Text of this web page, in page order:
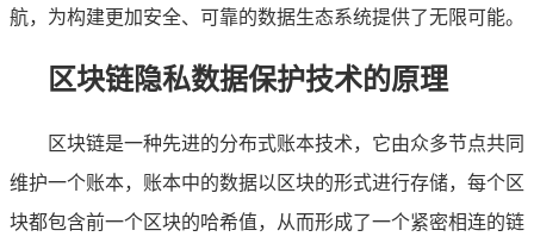
航，为构建更加安全、可靠的数据生态系统提供了无限可能。
区块链隐私数据保护技术的原理
区块链是一种先进的分布式账本技术，它由众多节点共同
维护一个账本，账本中的数据以区块的形式进行存储，每个区
块都包含前一个区块的哈希值，从而形成了一个紧密相连的链